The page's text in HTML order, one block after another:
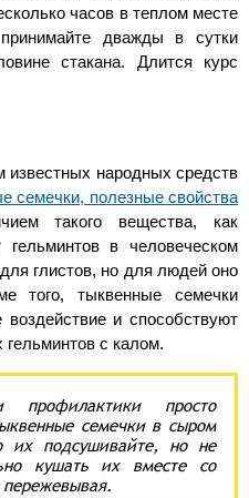
часов в теплом месте
дважды в сутки
стакана. Длится курс
народных средств
семечки, полезные свойства
такого вещества, как
гельминтов в человеческом
глистов, но для людей оно
того, тыквенные семечки
и способствуют
с калом.
просто
семечки в сыром
их подсушивайте, но не
кушать их вместе со